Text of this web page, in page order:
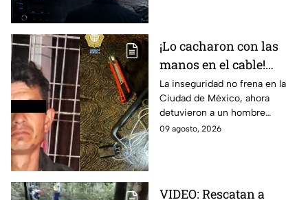
¡Lo cacharon con las
manos en el cable!
Detienen a hombre por
robo en la CDMX
La inseguridad no frena en la
Ciudad de México, ahora
detuvieron a un hombre
robando cables; los reportes
09 agosto, 2026
VIDEO: Rescatan a